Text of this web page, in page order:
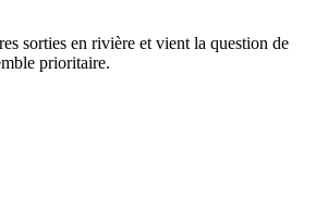
sorties en rivière et vient la question de
prioritaire.